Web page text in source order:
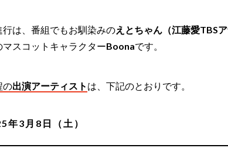
行は、番組でもお馴染みのえとちゃん（江藤愛TBSア
マスコットキャラクターBoonaです。
の出演アーティスト は、下記のとおりです。
年3月8日（土）